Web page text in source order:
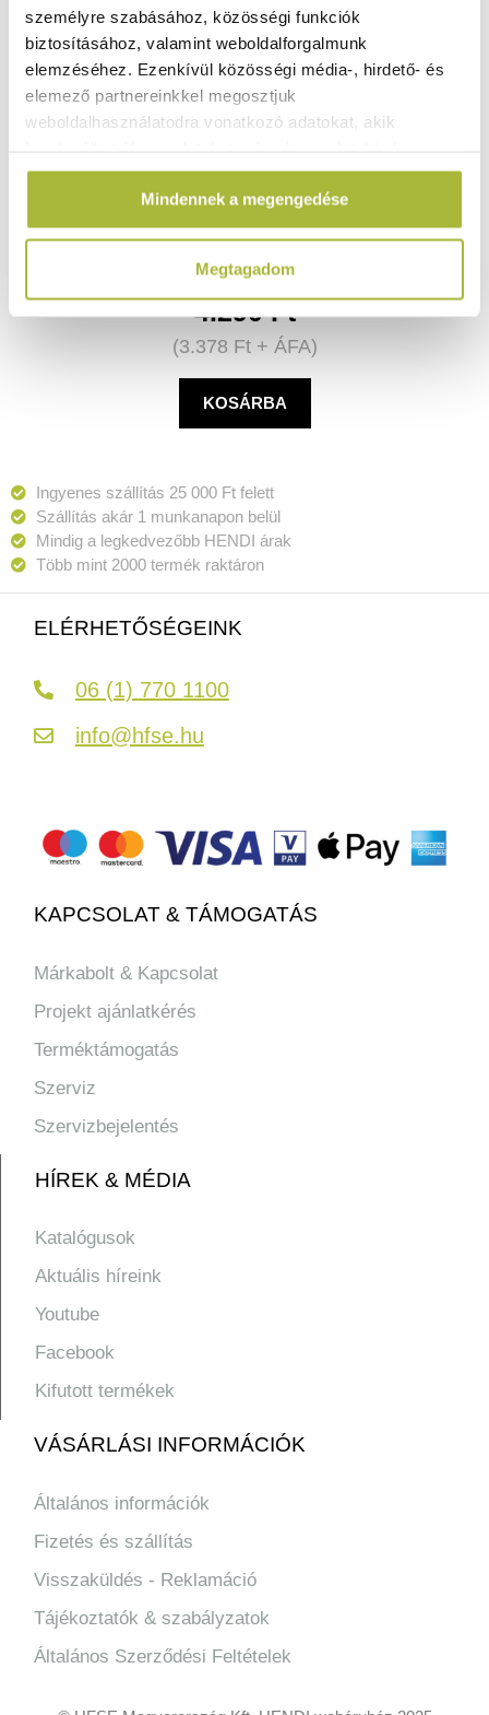
személyre szabásához, közösségi funkciók
biztosításához, valamint weboldalforgalmunk
elemzéséhez. Ezenkívül közösségi média-, hirdető- és
elemező partnereinkkel megosztjuk
weboldalhasználatodra vonatkozó adatokat, akik
amelyeket Te adtál meg számukra vagy az általad
használt más szolgáltatásokból gyűjtöttek.
Mindennek a megengedése
Megtagadom
HENDI 637852
Raktáron
4.290Ft
(3.378 Ft+ ÁFA)
KOSÁRBA
Ingyenes szállítás 25 000 Ft felett
Szállítás akár 1 munkanapon belül
Mindig a legkedvezőbb HENDI árak
Több mint 2000 termék raktáron
ELÉRHETŐSÉGEINK
06 (1) 770 1100
info@hfse.hu
KAPCSOLAT & TÁMOGATÁS
Márkabolt & Kapcsolat
Projekt ajánlatkérés
Terméktámogatás
Szerviz
Szervizbejelentés
HÍREK & MÉDIA
Katalógusok
Aktuális híreink
Youtube
Facebook
Kifutott termékek
VÁSÁRLÁSI INFORMÁCIÓK
Általános információk
Fizetés és szállítás
Visszaküldés - Reklamáció
Tájékoztatók & szabályzatok
Általános Szerződési Feltételek